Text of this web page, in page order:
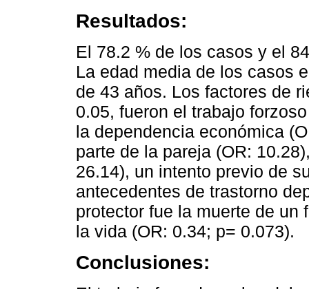
Resultados:
El 78.2 % de los casos y el
La edad media de los casos
de 43 años. Los factores de
0.05, fueron el trabajo
la dependencia económica
parte de la pareja (OR:
26.14), un intento previo de
antecedentes de trastorno
protector fue la muerte de un
la vida (OR: 0.34; p= 0.073).
Conclusiones: